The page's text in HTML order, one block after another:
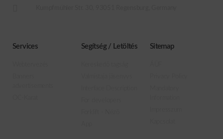
Services Segítség / Letöltés Sitemap